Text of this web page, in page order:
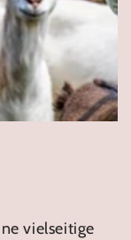
vielseitige